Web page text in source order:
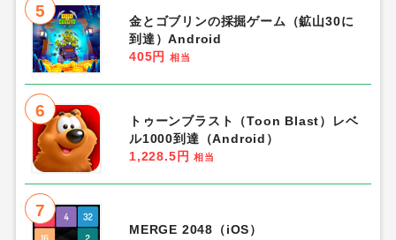
5
金とゴブリンの採掘ゲーム（鉱山30に
到達）Android
405円
相当
6
トゥーンブラスト（Toon Blast）レベ
ル1000到達（Android）
1,228.5円
相当
7
MERGE 2048（iOS）